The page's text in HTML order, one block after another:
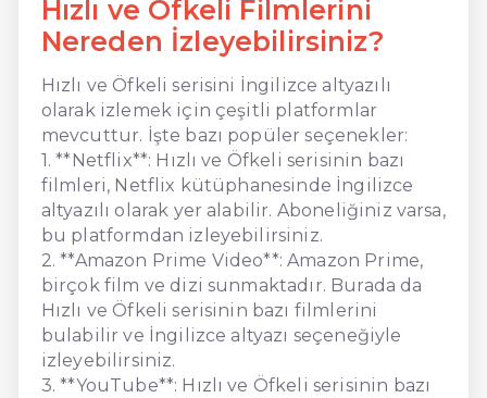
Hızlı ve Öfkeli Filmlerini
Nereden İzleyebilirsiniz?
Hızlı ve Öfkeli serisini İngilizce altyazılı
olarak izlemek için çeşitli platformlar
mevcuttur. İşte bazı popüler seçenekler:
1. **Netflix**: Hızlı ve Öfkeli serisinin bazı
filmleri, Netflix kütüphanesinde İngilizce
altyazılı olarak yer alabilir. Aboneliğiniz varsa,
bu platformdan izleyebilirsiniz.
2. **Amazon Prime Video**: Amazon Prime,
birçok film ve dizi sunmaktadır. Burada da
Hızlı ve Öfkeli serisinin bazı filmlerini
bulabilir ve İngilizce altyazı seçeneğiyle
izleyebilirsiniz.
3. **YouTube**: Hızlı ve Öfkeli serisinin bazı